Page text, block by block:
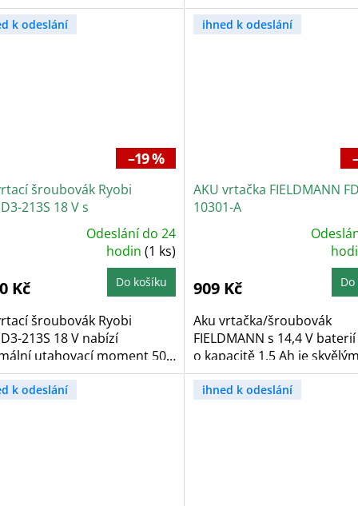
k odeslání
–19 %
šroubovák Ryobi
213S 18 V s
a nabíječkou
Odeslání do 24
hodin(1 ks)
Kč Do košíku
šroubovák Ryobi
213S 18 V nabízí
utahovací moment 50
ihned k odeslání
AKU vrtačka FIELDMANN
10301-A
5,0
z
5
909 Kč
Aku vrtačka/šroubovák
FIELDMANN s 14,4 V
o kapacitě 1,5 Ah je
k odeslání ihned k odeslání